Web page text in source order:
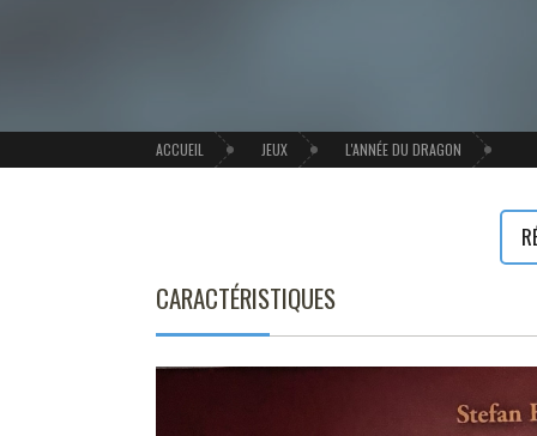
ACCUEIL JEUX L'ANNÉE DU DRAGON
CARACTÉRISTIQUES